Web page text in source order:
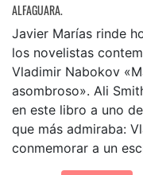
ALFAGUARA.
Javier Marías rinde
los novelistas
Vladimir Nabokov
asombroso». Ali
en este libro a uno
que más admiraba:
conmemorar a un